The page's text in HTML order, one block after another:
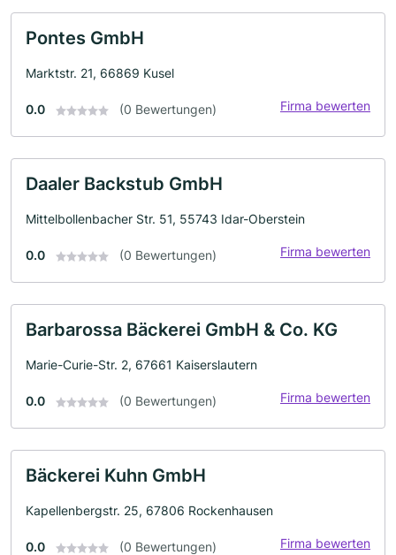
Pontes GmbH
Marktstr. 21, 66869 Kusel
0.0 (0 Bewertungen) Firma bewerten
Daaler Backstub GmbH
Mittelbollenbacher Str. 51, 55743 Idar-Oberstein
0.0 (0 Bewertungen) Firma bewerten
Barbarossa Bäckerei GmbH & Co. KG
Marie-Curie-Str. 2, 67661 Kaiserslautern
0.0 (0 Bewertungen) Firma bewerten
Bäckerei Kuhn GmbH
Kapellenbergstr. 25, 67806 Rockenhausen
0.0 (0 Bewertungen) Firma bewerten